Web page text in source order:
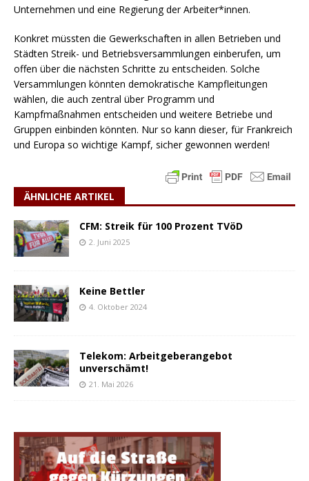
Unternehmen und eine Regierung der Arbeiter*innen.
Konkret müssten die Gewerkschaften in allen Betrieben und
Städten Streik- und Betriebsversammlungen einberufen, um
offen über die nächsten Schritte zu entscheiden. Solche
Versammlungen könnten demokratische Kampfleitungen
wählen, die auch zentral über Programm und
Kampfmaßnahmen entscheiden und weitere Betriebe und
Gruppen einbinden könnten. Nur so kann dieser, für Frankreich
und Europa so wichtige Kampf, sicher gewonnen werden!
ÄHNLICHE ARTIKEL
CFM: Streik für 100 Prozent TVöD
2. Juni 2025
Keine Bettler
4. Oktober 2024
Telekom: Arbeitgeberangebot
unverschämt!
21. Mai 2026